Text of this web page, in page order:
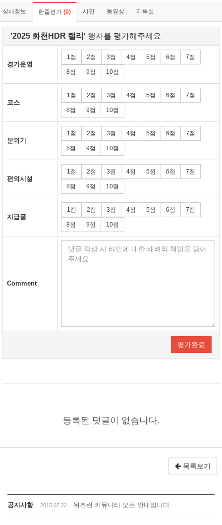
상세정보 한줄평가 (0) 사진 동영상 기록실
'2025 화천HDR 랠리' 행사를 평가해주세요
경기운영
1점 2점 3점 4점 5점 6점 7점
8점 9점 10점
코스
1점 2점 3점 4점 5점 6점 7점
8점 9점 10점
분위기
1점 2점 3점 4점 5점 6점 7점
8점 9점 10점
편의시설
1점 2점 3점 4점 5점 6점 7점
8점 9점 10점
지급품
1점 2점 3점 4점 5점 6점 7점
8점 9점 10점
Comment
평가완료
등록된 덧글이 없습니다.
목록보기
공지사항 2015.07.22 위즈런 커뮤니티 오픈 안내입니다.